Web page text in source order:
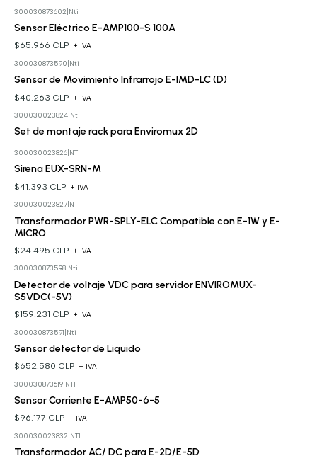
300030873602 Nti
Sensor Eléctrico E-AMP100-S 100A
$65.966 CLP + IVA
300030873590 Nti
Sensor de Movimiento Infrarrojo E-IMD-LC (D)
$40.263 CLP + IVA
300030023824| Nti
Set de montaje rack para Enviromux 2D
300030023826| NTI
Sirena EUX-SRN-M
$41.393 CLP + IVA
300030023827| NTI
Transformador PWR-SPLY-ELC Compatible con E-1W y E-
MICRO
$24.495 CLP + IVA
300030873598| Nti
Detector de voltaje VDC para servidor ENVIROMUX-
S5VDC(-5V)
$159.231 CLP + IVA
300030873591 Nti
Sensor detector de Liquido
$652.580 CLP + IVA
300030873619| NTI
Sensor Corriente E-AMP50-6-5
$96.177 CLP + IVA
300030023832 NTI
Transformador AC/ DC para E-2D/E-5D